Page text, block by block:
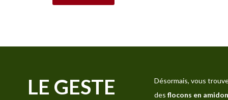
LE GESTE
Désormais, vous
desflocons en